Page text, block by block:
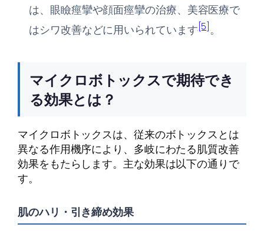
は、眼瞼痙攣や顔面痙攣の治療、美容医療で
はシワ改善などに用いられています[5]。
マイクロボトックスで期待でき
る効果とは？
マイクロボトックスは、従来のボトックスとは
異なる作用機序により、多岐にわたる肌質改善
効果をもたらします。主な効果は以下の通りで
す。
肌のハリ・引き締め効果